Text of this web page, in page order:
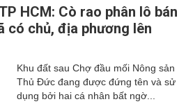
HCM: Cò rao phân lô bán
có chủ, địa phương lên
Khu đất sau Chợ đầu mối Nông sản
Thủ Đức đang được đứng tên và sử
dụng bởi hai cá nhân bất ngờ...